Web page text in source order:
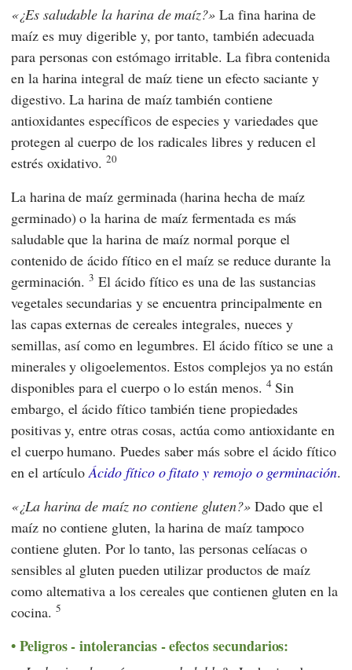
¿Es saludable la harina de maíz? La fina harina de
maíz es muy digerible y, por tanto, también adecuada
para personas con estómago irritable. La fibra contenida
en la harina integral de maíz tiene un efecto saciante y
digestivo. La harina de maíz también contiene
antioxidantes específicos de especies y variedades que
protegen al cuerpo de los radicales libres y reducen el
estrés oxidativo.20
La harina de maíz germinada (harina hecha de maíz
germinado) o la harina de maíz fermentada es más
saludable que la harina de maíz normal porque el
contenido de ácido fítico en el maíz se reduce durante la
germinación.3 El ácido fítico es una de las sustancias
vegetales secundarias y se encuentra principalmente en
las capas externas de cereales integrales, nueces y
semillas, así como en legumbres. El ácido fítico se une a
minerales y oligoelementos. Estos complejos ya no están
disponibles para el cuerpo o lo están menos. 4 Sin
embargo, el ácido fítico también tiene propiedades
positivas y, entre otras cosas, actúa como antioxidante en
el cuerpo humano. Puedes saber más sobre el ácido fítico
en el artículoÁcido fítico o fitato y remojo o germinación.
¿La harina de maíz no contiene gluten? Dado que el
maíz no contiene gluten, la harina de maíz tampoco
contiene gluten. Por lo tanto, las personas celíacas o
sensibles al gluten pueden utilizar productos de maíz
como alternativa a los cereales que contienen gluten en la
cocina. 5
Peligros - intolerancias - efectos secundarios: